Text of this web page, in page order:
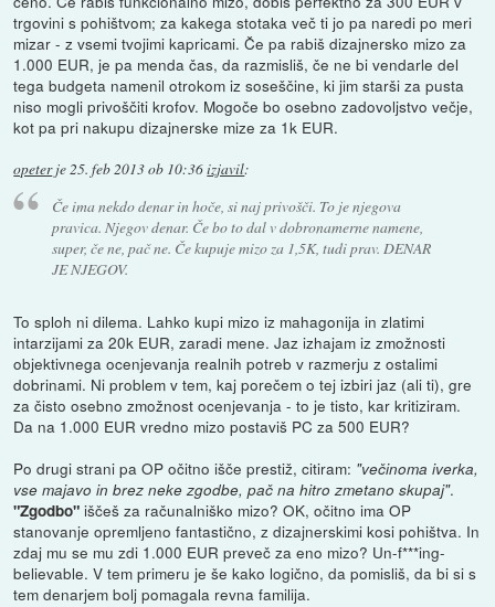
trgovini s pohištvom; za kakega stotaka več ti jo pa naredi po meri
mizar - z vsemi tvojimi kapricami. Če pa rabiš dizajnersko mizo za
1.000 EUR, je pa menda čas, da razmisliš, če ne bi vendarle del
tega budgeta namenil otrokom iz soseščine, ki jim starši za pusta
niso mogli privoščiti krofov. Mogoče bo osebno zadovoljstvo večje,
kot pa pri nakupu dizajnerske mize za 1k EUR.
opeterje25. feb 2013 ob 10:36izjavil:
Če ima nekdo denar in hoče, si naj privošči. To je njegova
pravica. Njegov denar. Če bo to dal v dobronamerne namene,
super, če ne, pač ne. Če kupuje mizo za 1,5K, tudi prav. DENAR
JE NJEGOV.
To sploh ni dilema. Lahko kupi mizo iz mahagonija in zlatimi
intarzijami za 20k EUR, zaradi mene. Jaz izhajam iz zmožnosti
objektivnega ocenjevanja realnih potreb v razmerju z ostalimi
dobrinami. Ni problem v tem, kaj porečem o tej izbiri jaz (ali ti), gre
za čisto osebno zmožnost ocenjevanja - to je tisto, kar kritiziram.
Da na 1.000 EUR vredno mizo postaviš PC za 500 EUR?
Po drugi strani pa OP očitno išče prestiž, citiram: "večinoma iverka,
vse majavo in brez neke zgodbe, pač na hitro zmetano skupaj".
"Zgodbo" iščeš za računalniško mizo? OK, očitno ima OP
stanovanje opremljeno fantastično, z dizajnerskimi kosi pohištva. In
zdaj mu se mu zdi 1.000 EUR preveč za eno mizo? Un-f***ing-
believable. V tem primeru je še kako logično, da pomisliš, da bi si s
tem denarjem bolj pomagala revna familija.